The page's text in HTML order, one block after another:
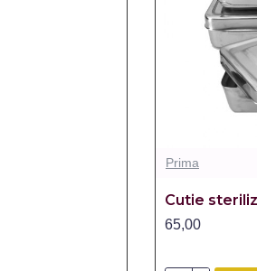
Prima
Cutie
65,00